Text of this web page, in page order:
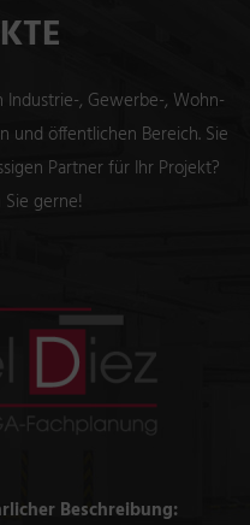
, Gewerbe-, Wohn-
und öffentlichen Bereich. Sie
Partner für Ihr Projekt?
gerne!
Beschreibung: